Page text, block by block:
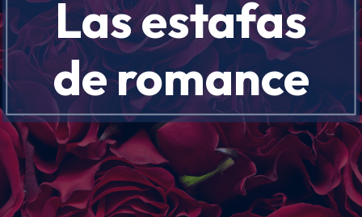
Las estafas
de romance